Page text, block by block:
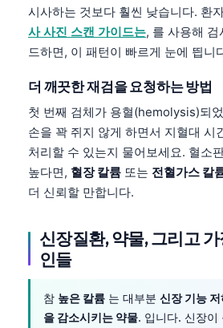
시사하는 것보다 훨씬 낮습니다. 환
사 사진 스캔 가이드는, 를 사용해
드하면, 이 패턴이 빠르게 눈에 띕니
더 깨끗한 재검을 요청하는 방법
첫 번째 검체가 용혈(hemolysis)되
손을 꽉 쥐지 않게 하면서 지혈대 시
처리할 수 있는지 물어보세요. 혈소
높다면, 혈장 칼륨 또는 전혈가스 칼
더 신뢰할 만합니다.
신장질환, 약물, 그리고
인들
참 높은 칼륨 는 대부분 신장 기능
을 감소시키는 약물. 입니다. 신장이